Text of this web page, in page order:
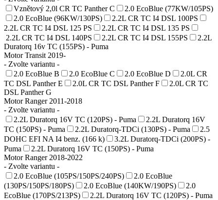
Vznětový 2,0l CR TC Panther C
2.0 EcoBlue (77KW/105PS)
2.0 EcoBlue (96KW/130PS)
2.2L CR TC I4 DSL 100PS
2.2L CR TC I4 DSL 125 PS
2.2L CR TC I4 DSL 135 PS
2.2L CR TC I4 DSL 140PS
2.2L CR TC I4 DSL 155PS
2.2L
Duratorq 16v TC (155PS) - Puma
Motor Transit 2019-
- Zvolte variantu -
2.0 EcoBlue B
2.0 EcoBlue C 2.0 EcoBlue D
2.0L CR
TC DSL Panther E
2.0L CR TC DSL Panther F
2.0L CR TC
DSL Panther G
Motor Ranger 2011-2018
- Zvolte variantu -
2.2L Duratorq 16V TC (120PS) - Puma
2.2L Duratorq 16V
TC (150PS) - Puma
2.2L Duratorq-TDCi (130PS) - Puma
2.5
DOHC EFI NA I4 benz. (166 k)
3.2L Duratorq-TDCi (200PS) -
Puma
2.2L Duratorq 16V TC (150PS) - Puma
Motor Ranger 2018-2022
- Zvolte variantu -
2.0 EcoBlue (105PS/150PS/240PS)
2.0 EcoBlue
(130PS/150PS/180PS)
2.0 EcoBlue (140KW/190PS)
2.0
EcoBlue (170PS/213PS)
2.2L Duratorq 16V TC (120PS) - Puma